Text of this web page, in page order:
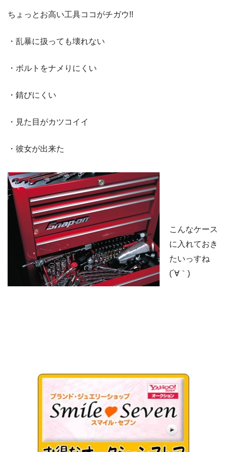
ちょっとお高い工具ココがチガウ!!
・乱暴に扱っても壊れない
・ボルトをナメりにくい
・錆びにくい
・見た目がカツコイイ
・彼女が出来た
こんなケース
に入れておき
たいっすね
(´∀｀)